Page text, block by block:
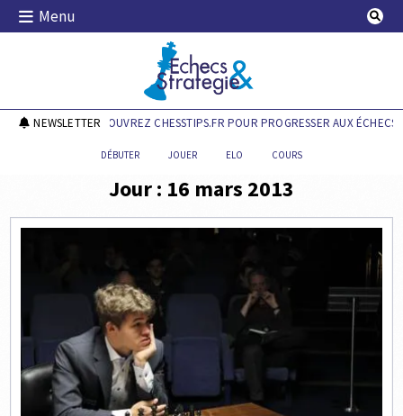
Skip
Menu
Echecs & Stratégie
NEWSLETTERDÉCOUVREZ CHESSTIPS.FR POUR PROGRESSER AUX ÉCHECS !
DÉBUTER JOUER ELO COURS
Jour : 16 mars 2013